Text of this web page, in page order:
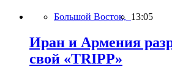
Большой Восток, 13:05
Иран и Армения
свой «TRIPP»